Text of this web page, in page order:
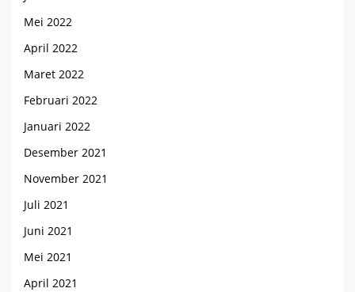
Mei 2022
April 2022
Maret 2022
Februari 2022
Januari 2022
Desember 2021
November 2021
Juli 2021
Juni 2021
Mei 2021
April 2021